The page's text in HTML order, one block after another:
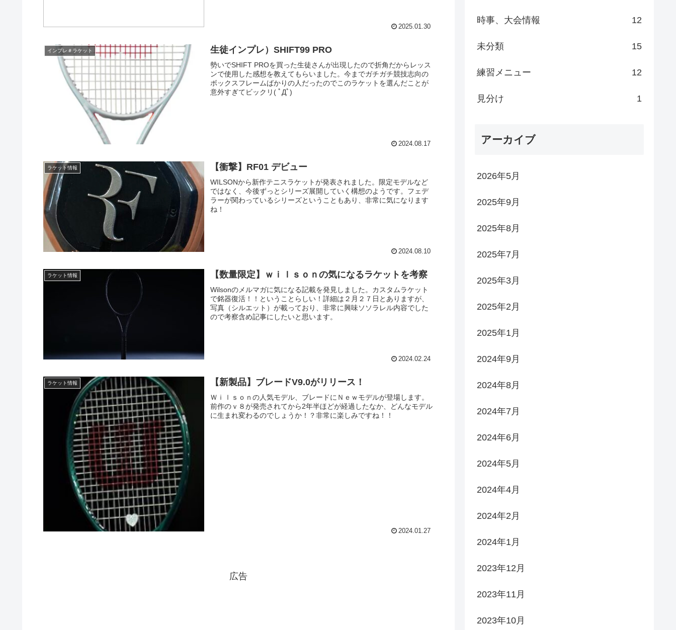
2025.01.30
インプレ＃ラケット 生徒インプレ）SHIFT99 PRO
勢いでSHIFT PROを買った生徒さんが出現したので折角だからレッス
ンで使用した感想を教えてもらいました。今までガチガチ競技志向の
ボックスフレームばかりの人だったのでこのラケットを選んだことが
意外すぎてビックリ( ﾟДﾟ)
2024.08.17
ラケット情報 【衝撃】RF01 デビュー
WILSONから新作テニスラケットが発表されました。限定モデルなど
ではなく、今後ずっとシリーズ展開していく構想のようです。フェデ
ラーが関わっているシリーズということもあり、非常に気になります
ね！
2024.08.10
ラケット情報 【数量限定】ｗｉｌｓｏｎの気になるラケットを考察
Wilsonのメルマガに気になる記載を発見しました。カスタムラケット
で銘器復活！！ということらしい！詳細は２月２７日とありますが、
写真（シルエット）が載っており、非常に興味ソソラレル内容でした
ので考察含め記事にしたいと思います。
2024.02.24
ラケット情報 【新製品】ブレードV9.0がリリース！
Ｗｉｌｓｏｎの人気モデル、ブレードにＮｅｗモデルが登場します。
前作のｖ８が発売されてから2年半ほどが経過したなか、どんなモデル
に生まれ変わるのでしょうか！？非常に楽しみですね！！
2024.01.27
広告
時事、大会情報 12
未分類 15
練習メニュー 12
見分け 1
アーカイブ
2026年5月
2025年9月
2025年8月
2025年7月
2025年3月
2025年2月
2025年1月
2024年9月
2024年8月
2024年7月
2024年6月
2024年5月
2024年4月
2024年2月
2024年1月
2023年12月
2023年11月
2023年10月